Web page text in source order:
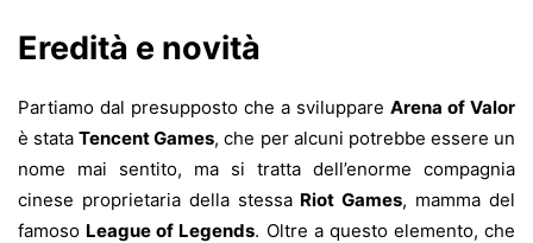
Eredità e novità
Partiamo dal presupposto che a sviluppare Arena of Valor
è stataTencent Games, che per alcuni potrebbe essere un
nome mai sentito, ma si tratta dell’enorme compagnia
cinese proprietaria della stessa Riot Games, mamma del
famoso League of Legends. Oltre a questo elemento, che